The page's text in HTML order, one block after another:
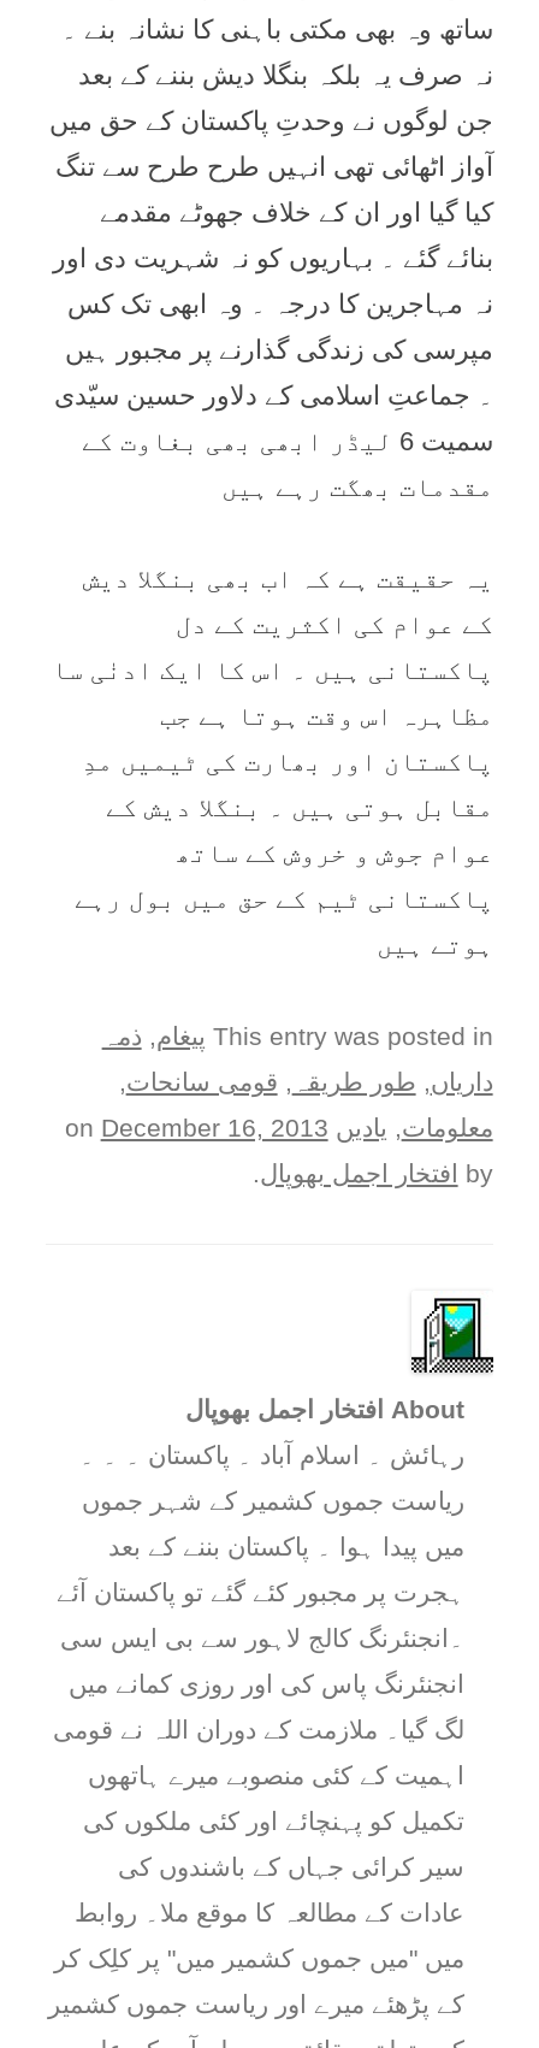
ساتھ وہ بھی مکتی باہنی کا نشانہ بنے ۔
نہ صرف یہ بلکہ بنگلا دیش بننے کے بعد
جن لوگوں نے وحدتِ پاکستان کے حق میں
آواز اٹھائی تھی انہیں طرح طرح سے تنگ
کیا گیا اور ان کے خلاف جھوٹے مقدمے
بنائے گئے ۔ بہاریوں کو نہ شہریت دی اور
نہ مہاجرین کا درجہ ۔ وہ ابھی تک کس
مپرسی کی زندگی گذارنے پر مجبور ہیں
۔ جماعتِ اسلامی کے دلاور حسین سیّدی
سمیت 6 لیڈر ابھی بھی بغاوت کے
مقدمات بھگت رہے ہیں
یہ حقیقت ہے کہ اب بھی بنگلا دیش
کے عوام کی اکثریت کے دل
پاکستانی ہیں ۔ اس کا ایک ادنٰی سا
مظاہرہ اس وقت ہوتا ہے جب
پاکستان اور بھارت کی ٹیمیں مدِ
مقابل ہوتی ہیں ۔ بنگلا دیش کے
عوام جوش و خروش کے ساتھ
پاکستانی ٹیم کے حق میں بول رہے
ہوتے ہیں
This entry was posted in پيغام, ذمہ
دارياں, طور طريقہ , قومی سانحات,
معلومات, یادیں December 16, 2013
by
افتخار اجمل بھوپال.
About افتخار اجمل بھوپال
رہائش ۔ اسلام آباد ۔ پاکستان ۔ ۔ ۔
ریاست جموں کشمیر کے شہر جموں
میں پیدا ہوا ۔ پاکستان بننے کے بعد
ہجرت پر مجبور کئے گئے تو پاکستان آئے
۔انجنئرنگ کالج لاہور سے بی ایس سی
انجنئرنگ پاس کی اور روزی کمانے میں
لگ گیا۔ ملازمت کے دوران اللہ نے قومی
اہمیت کے کئی منصوبے میرے ہاتھوں
تکمیل کو پہنچائے اور کئی ملکوں کی
سیر کرائی جہاں کے باشندوں کی
عادات کے مطالعہ کا موقع ملا۔ روابط
میں "میں جموں کشمیر میں" پر کلِک کر
کے پڑھئے میرے اور ریاست جموں کشمیر